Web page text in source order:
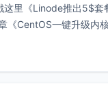
里《Linode推出5$
CentOS一键升级内